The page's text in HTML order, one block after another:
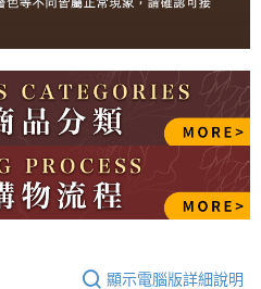
顯示電腦版詳細說明